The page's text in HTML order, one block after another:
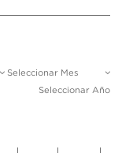
Seleccionar Mes
Seleccionar Año